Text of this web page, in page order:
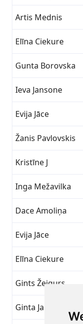
Artis Mednis
Elīna Ciekure
Gunta Borovska
Ieva Jansone
Evija Jāce
Žanis Pavlovskis
Kristīne J
Inga Mežavilka
Dace Amoliņa
Evija Jāce
Elīna Ciekure
Gints Žeigurs
Ginta Jakoviča